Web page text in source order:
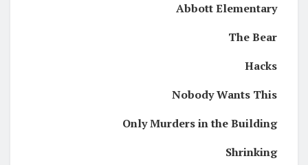
Abbott Elementary
The Bear
Hacks
Nobody Wants This
Only Murders in the Building
Shrinking